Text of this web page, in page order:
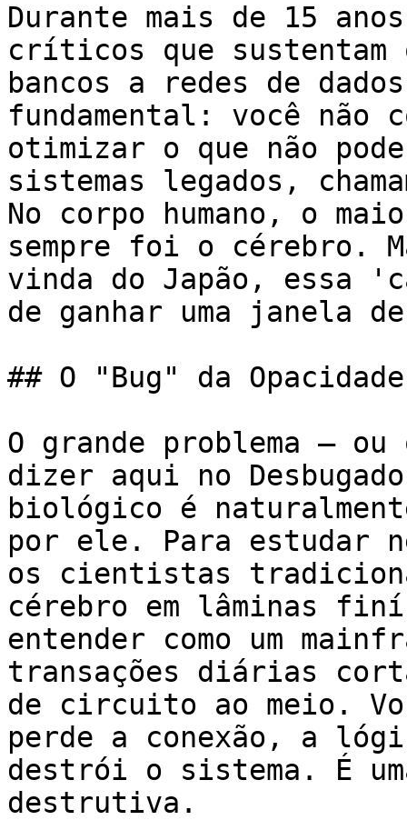
Durante mais de 15
críticos que sustentam
bancos a redes de
fundamental: você não
otimizar o que não
sistemas legados,
No corpo humano, o
sempre foi o cérebro.
vinda do Japão, essa
de ganhar uma janela
## O "Bug" da Opacidade
O grande problema — ou
dizer aqui no
biológico é
por ele. Para estudar
os cientistas
cérebro em lâminas
entender como um
transações diárias
de circuito ao meio.
perde a conexão, a
destrói o sistema. É
destrutiva.